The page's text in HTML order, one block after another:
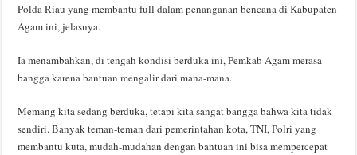
Polda Riau yang membantu full dalam penanganan bencana di Kabupaten
Agam ini, jelasnya.
Ia menambahkan, di tengah kondisi berduka ini, Pemkab Agam merasa
bangga karena bantuan mengalir dari mana-mana.
Memang kita sedang berduka, tetapi kita sangat bangga bahwa kita tidak
sendiri. Banyak teman-teman dari pemerintahan kota, TNI, Polri yang
membantu kuta, mudah-mudahan dengan bantuan ini bisa mempercepat